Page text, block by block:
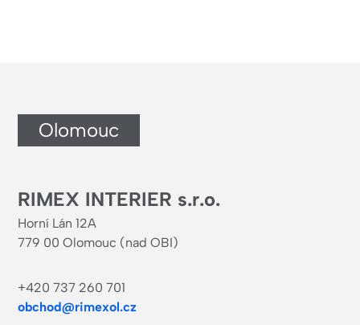
Olomouc
RIMEX INTERIER s.r.o.
Horní Lán 12A
779 00 Olomouc (nad OBI)
+420 737 260 701
obchod@rimexol.cz